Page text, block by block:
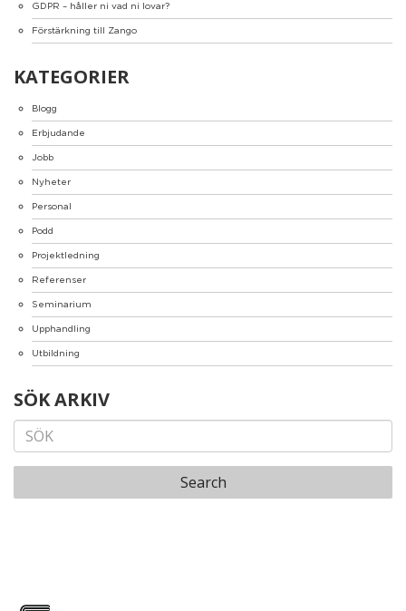
GDPR – håller ni vad ni lovar?
Förstärkning till Zango
KATEGORIER
Blogg
Erbjudande
Jobb
Nyheter
Personal
Podd
Projektledning
Referenser
Seminarium
Upphandling
Utbildning
SÖK ARKIV
Search